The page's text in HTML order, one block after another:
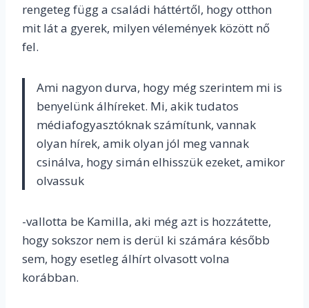
rengeteg függ a családi háttértől, hogy otthon
mit lát a gyerek, milyen vélemények között nő
fel.
Ami nagyon durva, hogy még szerintem mi is
benyelünk álhíreket. Mi, akik tudatos
médiafogyasztóknak számítunk, vannak
olyan hírek, amik olyan jól meg vannak
csinálva, hogy simán elhisszük ezeket, amikor
olvassuk
-vallotta be Kamilla, aki még azt is hozzátette,
hogy sokszor nem is derül ki számára később
sem, hogy esetleg álhírt olvasott volna
korábban.